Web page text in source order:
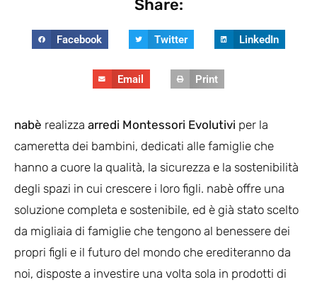
Share:
Facebook Twitter LinkedIn
Email Print
nabè realizza arredi Montessori Evolutivi per la
cameretta dei bambini, dedicati alle famiglie che
hanno a cuore la qualità, la sicurezza e la sostenibilità
degli spazi in cui crescere i loro figli. nabè offre una
soluzione completa e sostenibile, ed è già stato scelto
da migliaia di famiglie che tengono al benessere dei
propri figli e il futuro del mondo che erediteranno da
noi, disposte a investire una volta sola in prodotti di